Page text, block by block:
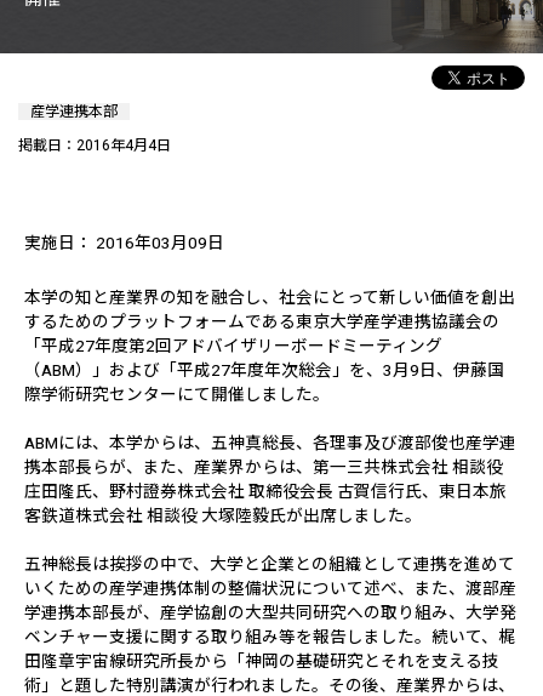
産学連携本部
掲載日：2016年4月4日
実施日： 2016年03月09日
本学の知と産業界の知を融合し、社会にとって新しい価値を創出
するためのプラットフォームである東京大学産学連携協議会の
「平成27年度第2回アドバイザリーボードミーティング
（ABM）」および「平成27年度年次総会」を、3月9日、伊藤国
際学術研究センターにて開催しました。
ABMには、本学からは、五神真総長、各理事及び渡部俊也産学連
携本部長らが、また、産業界からは、第一三共株式会社 相談役
庄田隆氏、野村證券株式会社 取締役会長 古賀信行氏、東日本旅
客鉄道株式会社 相談役 大塚陸毅氏が出席しました。
五神総長は挨拶の中で、大学と企業との組織として連携を進めて
いくための産学連携体制の整備状況について述べ、また、渡部産
学連携本部長が、産学協創の大型共同研究への取り組み、大学発
ベンチャー支援に関する取り組み等を報告しました。続いて、梶
田隆章宇宙線研究所長から「神岡の基礎研究とそれを支える技
術」と題した特別講演が行われました。その後、産業界からは、